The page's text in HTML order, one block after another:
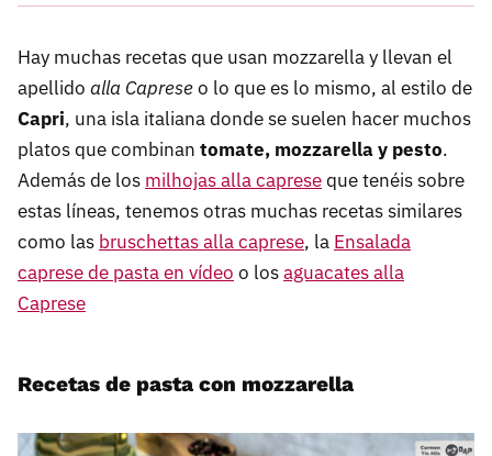
Hay muchas recetas que usan mozzarella y llevan el
apellido alla Capreseo lo que es lo mismo, al estilo de
Capri, una isla italiana donde se suelen hacer muchos
platos que combinan tomate, mozzarella y pesto.
Además de los milhojas alla capreseque tenéis sobre
estas líneas, tenemos otras muchas recetas similares
como las bruschettas alla caprese, la Ensalada
caprese de pasta en vídeo o losaguacates alla
Caprese
Recetas de pasta con mozzarella